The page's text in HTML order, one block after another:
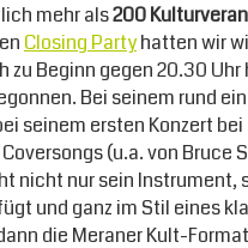
mehr als200
Closing Partyhatten wir
Beginn gegen 20.30 Uhr
Bei seinem rund
seinem ersten Konzert
(u.a. von Bruce
nicht nur sein Instrument,
und ganz im Stil eines
die Meraner Kult-